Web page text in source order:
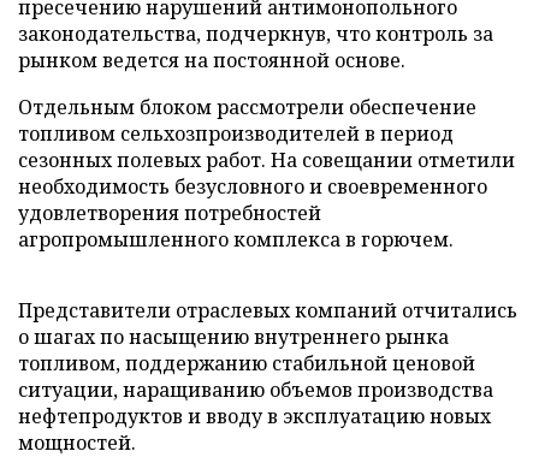
пресечению нарушений антимонопольного
законодательства, подчеркнув, что контроль за
рынком ведется на постоянной основе.
Отдельным блоком рассмотрели обеспечение
топливом сельхозпроизводителей в период
сезонных полевых работ. На совещании отметили
необходимость безусловного и своевременного
удовлетворения потребностей
агропромышленного комплекса в горючем.
Представители отраслевых компаний отчитались
о шагах по насыщению внутреннего рынка
топливом, поддержанию стабильной ценовой
ситуации, наращиванию объемов производства
нефтепродуктов и вводу в эксплуатацию новых
мощностей.